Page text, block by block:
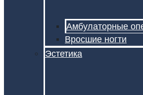
Амбулаторные
Вросшие ногти
Эстетика